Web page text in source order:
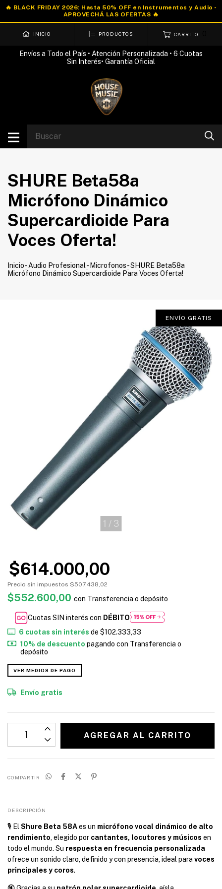
INICIO PRODUCTOS CARRITO
Envíos a Todo el País • Atención Personalizada • 6 Cuotas
Sin Interés• Garantía Oficial
SHURE Beta58a
Micrófono Dinámico
Supercardioide Para
Voces Oferta!
Inicio- Audio Profesional- Microfonos-SHURE Beta58a
Micrófono Dinámico Supercardioide Para Voces Oferta!
ENVÍO GRATIS
1 / 3
$614.000,00
Precio sin impuestos $507.438,02
$552.600,00 con Transferencia o depósito
Cuotas SIN interés con DÉBITO
6 cuotas sin interés de $102.333,33
10% de descuento pagando con Transferencia o
depósito
VER MEDIOS DE PAGO
Envío gratis
COMPARTIR
DESCRIPCIÓN
🎙️ ElShure Beta 58Aes un micrófono vocal dinámico de alto
rendimiento, elegido por cantantes, locutores y músicos en
todo el mundo. Su respuesta en frecuencia personalizada
ofrece un sonido claro, definido y con presencia, ideal para voces
principales y coros.